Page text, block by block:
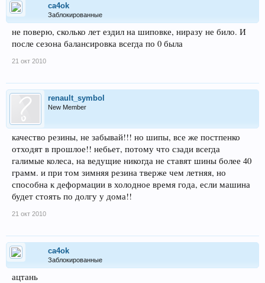
ca4ok
Заблокированные
не поверю, сколько лет ездил на шиповке, ниразу не било. И
после сезона балансировка всегда по 0 была
21 окт 2010
renault_symbol
New Member
качество резины, не забывай!!! но шипы, все же постпенко
отходят в прошлое!! небьет, потому что сзади всегда
галимые колеса, на ведущие никогда не ставят шины более 40
грамм. и при том зимняя резина тверже чем летняя, но
способна к деформации в холодное время года, если машина
будет стоять по долгу у дома!!
21 окт 2010
ca4ok
Заблокированные
ацтань